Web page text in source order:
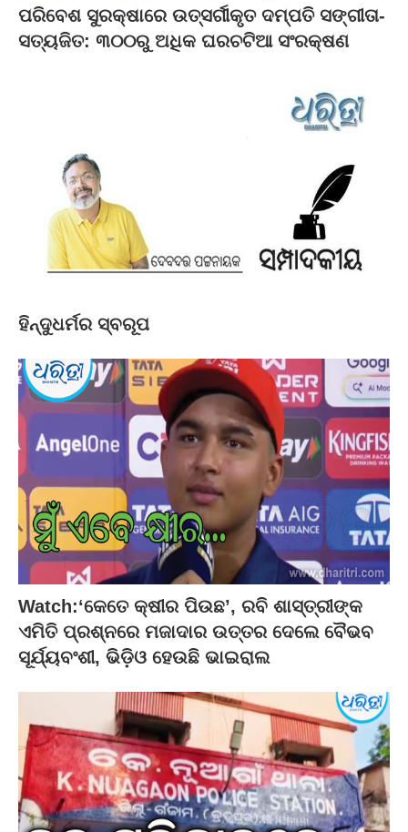
ପରିବେଶ ସୁରକ୍ଷାରେ ଉତ୍ସର୍ଗୀକୃତ ଦମ୍ପତି ସଙ୍ଗୀତା-
ସତ୍ୟଜିତ: ୩୦୦ରୁ ଅଧିକ ଘରଚଟିଆ ସଂରକ୍ଷଣ
ହିନ୍ଦୁଧର୍ମର ସ୍ବରୂପ
Watch:‘କେତେ କ୍ଷୀର ପିଉଛ’, ରବି ଶାସ୍ତ୍ରୀଙ୍କ
ଏମିତି ପ୍ରଶ୍ନରେ ମଜାଦାର ଉତ୍ତର ଦେଲେ ବୈଭବ
ସୂର୍ଯ୍ୟବଂଶୀ, ଭିଡ଼ିଓ ହେଉଛି ଭାଇରାଲ